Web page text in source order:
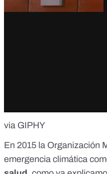
via GIPHY
En 2015 la Organización
emergencia climática